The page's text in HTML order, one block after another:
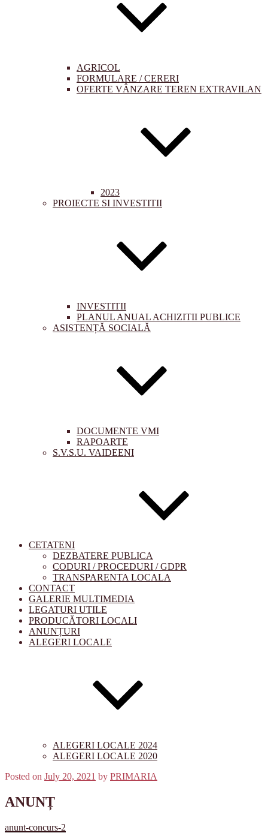
AGRICOL
FORMULARE / CERERI
OFERTE VÂNZARE TEREN EXTRAVILAN
2023
PROIECTE SI INVESTITII
INVESTITII
PLANUL ANUAL ACHIZITII PUBLICE
ASISTENȚĂ SOCIALĂ
DOCUMENTE VMI
RAPOARTE
S.V.S.U. VAIDEENI
CETATENI
DEZBATERE PUBLICA
CODURI / PROCEDURI / GDPR
TRANSPARENTA LOCALA
CONTACT
GALERIE MULTIMEDIA
LEGATURI UTILE
PRODUCĂTORI LOCALI
ANUNȚURI
ALEGERI LOCALE
ALEGERI LOCALE 2024
ALEGERI LOCALE 2020
Posted on July 20, 2021 by PRIMARIA
ANUNȚ
anunt-concurs-2